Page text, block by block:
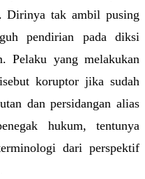
Dirinya tak ambil pusing
pendirian pada diksi
Pelaku yang melakukan
koruptor jika sudah
dan persidangan alias
hukum, tentunya
dari perspektif